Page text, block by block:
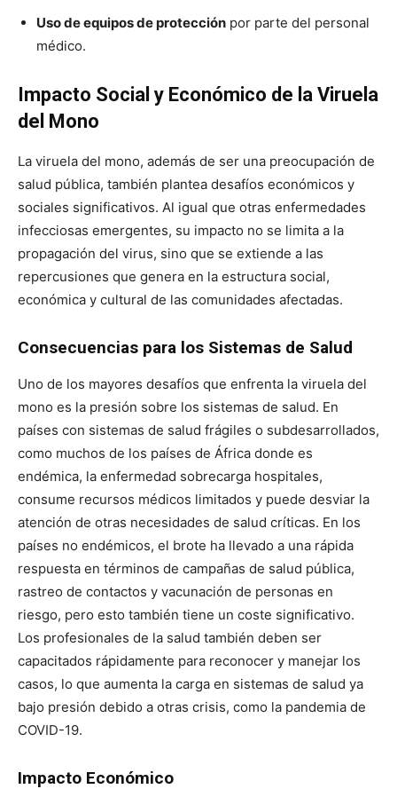
Uso de equipos de protección por parte del personal
médico.
Impacto Social y Económico de la Viruela
del Mono
La viruela del mono, además de ser una preocupación de
salud pública, también plantea desafíos económicos y
sociales significativos. Al igual que otras enfermedades
infecciosas emergentes, su impacto no se limita a la
propagación del virus, sino que se extiende a las
repercusiones que genera en la estructura social,
económica y cultural de las comunidades afectadas.
Consecuencias para los Sistemas de Salud
Uno de los mayores desafíos que enfrenta la viruela del
mono es la presión sobre los sistemas de salud. En
países con sistemas de salud frágiles o subdesarrollados,
como muchos de los países de África donde es
endémica, la enfermedad sobrecarga hospitales,
consume recursos médicos limitados y puede desviar la
atención de otras necesidades de salud críticas. En los
países no endémicos, el brote ha llevado a una rápida
respuesta en términos de campañas de salud pública,
rastreo de contactos y vacunación de personas en
riesgo, pero esto también tiene un coste significativo.
Los profesionales de la salud también deben ser
capacitados rápidamente para reconocer y manejar los
casos, lo que aumenta la carga en sistemas de salud ya
bajo presión debido a otras crisis, como la pandemia de
COVID-19.
Impacto Económico